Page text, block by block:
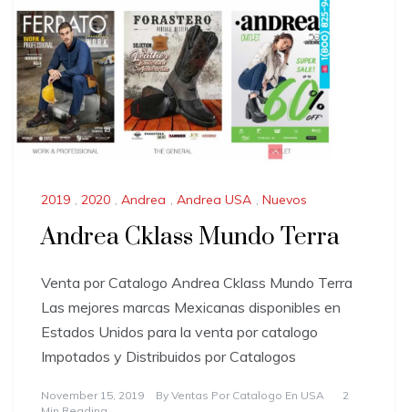
2019 , 2020 , Andrea , Andrea USA , Nuevos
Andrea Cklass Mundo Terra
Venta por Catalogo Andrea Cklass Mundo Terra
Las mejores marcas Mexicanas disponibles en
Estados Unidos para la venta por catalogo
Impotados y Distribuidos por Catalogos
November 15, 2019 By Ventas Por Catalogo En USA
2